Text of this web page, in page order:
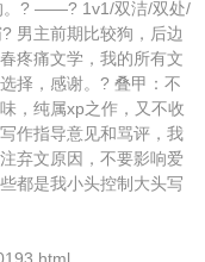
。? ——? 1v1/双洁/双处/
男主前期比较狗，后边
疼痛文学，我的所有文
择，感谢。? 叠甲：不
，纯属xp之作，又不收
作指导意见和骂评，我
弃文原因，不要影响爱
都是我小头控制大头写